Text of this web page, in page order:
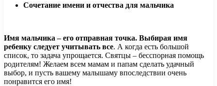
Сочетание имени и отчества для мальчика
Имя мальчика – его отправная точка. Выбирая имя
ребенку следует учитывать все. А когда есть большой
список, то задача упрощается. Святцы – бесспорная помощь
родителям! Желаем всем мамам и папам сделать удачный
выбор, и пусть вашему малышаму впоследствии очень
понравится его имя!